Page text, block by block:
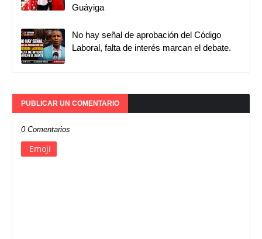
Guáyiga
No hay señal de aprobación del Código
Laboral, falta de interés marcan el debate.
PUBLICAR UN COMENTARIO
0 Comentarios
Emoji